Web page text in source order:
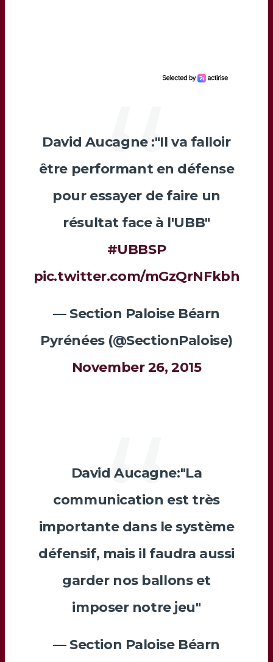
David Aucagne :"Il va falloir
être performant en défense
pour essayer de faire un
résultat face à l'UBB"
#UBBSP
pic.twitter.com/mGzQrNFkbh
— Section Paloise Béarn
Pyrénées (@SectionPaloise)
November 26, 2015
David Aucagne:"La
communication est très
importante dans le système
défensif, mais il faudra aussi
garder nos ballons et
imposer notre jeu"
— Section Paloise Béarn